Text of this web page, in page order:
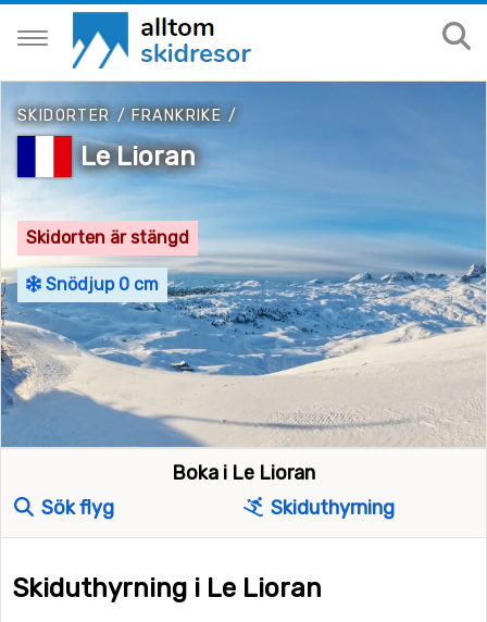
SKIDORTER /FRANKRIKE /
Le Lioran
Skidorten är stängd
Snödjup 0 cm
Boka i Le Lioran
Sök flyg
Skiduthyrning
Skiduthyrning i Le Lioran